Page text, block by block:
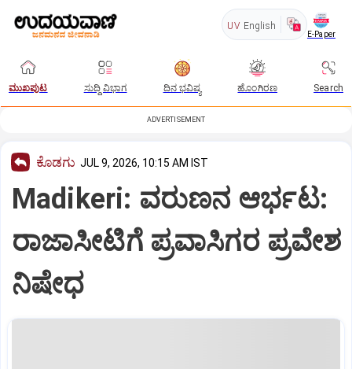
UV English
E-Paper
ಮುಖಪುಟ ಸುದ್ದಿ ವಿಭಾಗ ದಿನ ಭವಿಷ್ಯ ಹೊಂಗಿರಣ Search
ADVERTISEMENT
ಕೊಡಗು JUL 9, 2026, 10:15 AM IST
Madikeri: ವರುಣನ ಆರ್ಭಟ:
ರಾಜಾಸೀಟಿಗೆ ಪ್ರವಾಸಿಗರ ಪ್ರವೇಶ
ನಿಷೇಧ